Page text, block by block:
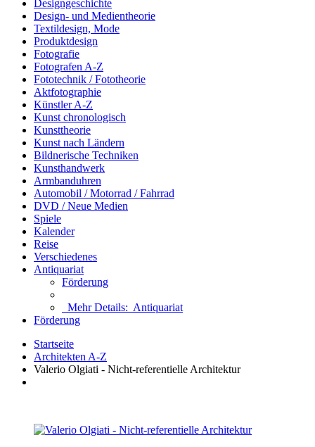
Designgeschichte
Design- und Medientheorie
Textildesign, Mode
Produktdesign
Fotografie
Fotografen A-Z
Fototechnik / Fototheorie
Aktfotographie
Künstler A-Z
Kunst chronologisch
Kunsttheorie
Kunst nach Ländern
Bildnerische Techniken
Kunsthandwerk
Armbanduhren
Automobil / Motorrad / Fahrrad
DVD / Neue Medien
Spiele
Kalender
Reise
Verschiedenes
Antiquariat
Förderung
Mehr Details: Antiquariat
Förderung
Startseite
Architekten A-Z
Valerio Olgiati - Nicht-referentielle Architektur